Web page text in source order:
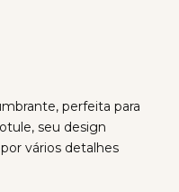
perfeita para
seu design
vários detalhes